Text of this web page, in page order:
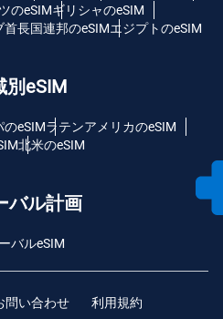
のeSIMギリシャのeSIM
首長国連邦のeSIMエジプトのeSIM
別eSIM
のeSIMラテンアメリカのeSIM
北米のeSIM
バル計画
バルeSIM
問い合わせ 利用規約